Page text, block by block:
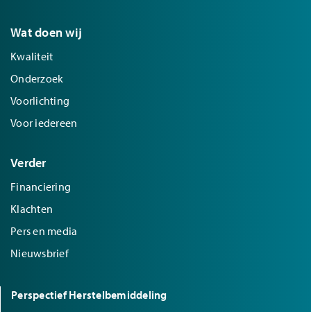
Wat doen wij
Kwaliteit
Onderzoek
Voorlichting
Voor iedereen
Verder
Financiering
Klachten
Pers en media
Nieuwsbrief
Perspectief Herstelbemiddeling